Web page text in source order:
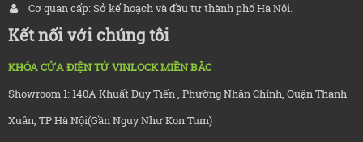
Cơ quan cấp: Sở kế hoạch và đầu tư thành phố Hà Nội.
Kết nối với chúng tôi
KHÓA CỬA ĐIỆN TỬ VINLOCK MIỀN BẮC
Showroom 1: 140A Khuất Duy Tiến , Phường Nhân Chính, Quận Thanh
Xuân, TP Hà Nội(Gần Nguy Như Kon Tum)